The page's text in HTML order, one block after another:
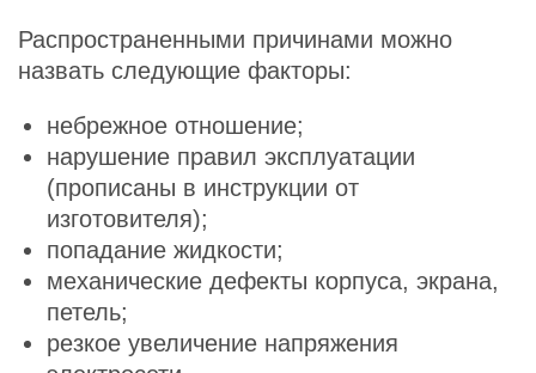
Распространенными причинами можно
назвать следующие факторы:
небрежное отношение;
нарушение правил эксплуатации
(прописаны в инструкции от
изготовителя);
попадание жидкости;
механические дефекты корпуса, экрана,
петель;
резкое увеличение напряжения